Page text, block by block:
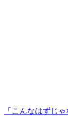
「こんなはずじ